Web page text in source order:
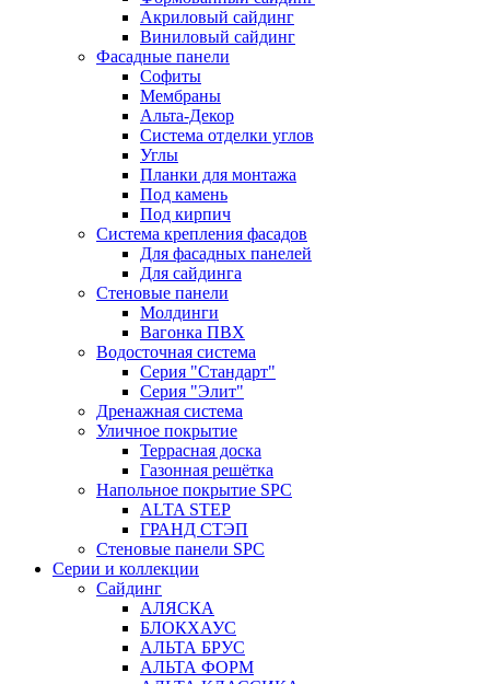
Акриловый сайдинг
Виниловый сайдинг
Фасадные панели
Софиты
Мембраны
Альта-Декор
Система отделки углов
Углы
Планки для монтажа
Под камень
Под кирпич
Система крепления фасадов
Для фасадных панелей
Для сайдинга
Стеновые панели
Молдинги
Вагонка ПВХ
Водосточная система
Серия "Стандарт"
Серия "Элит"
Дренажная система
Уличное покрытие
Террасная доска
Газонная решётка
Напольное покрытие SPC
ALTA STEP
ГРАНД СТЭП
Стеновые панели SPC
Серии и коллекции
Сайдинг
АЛЯСКА
БЛОКХАУС
АЛЬТА БРУС
АЛЬТА ФОРМ